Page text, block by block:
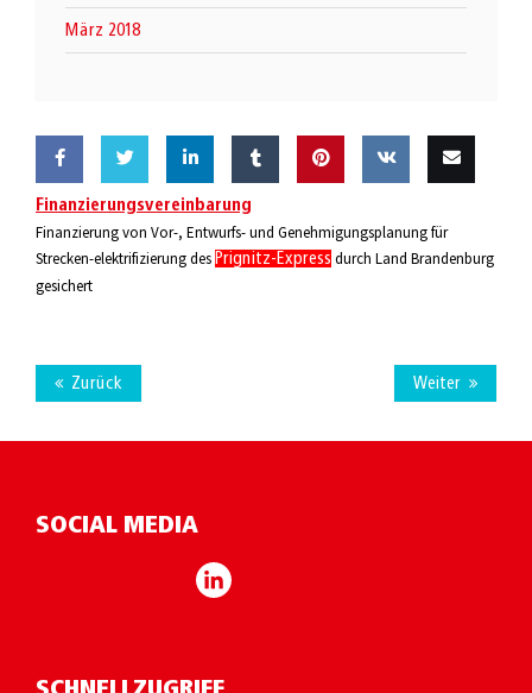
März 2018
Share
on
Facebook
Share
on
Share
on
Share
on this on VK this
Finanzierungsvereinbarung
Finanzierung von Vor-, Entwurfs- und Genehmigungsplanung für
Strecken-elektrifizierung des Prignitz-Express durch Land Brandenburg
gesichert
Weiter
Zurück
SOCIAL MEDIA